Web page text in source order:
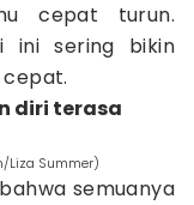
cepat turun.
ini sering bikin
diri terasa
Liza Summer)
semuanya